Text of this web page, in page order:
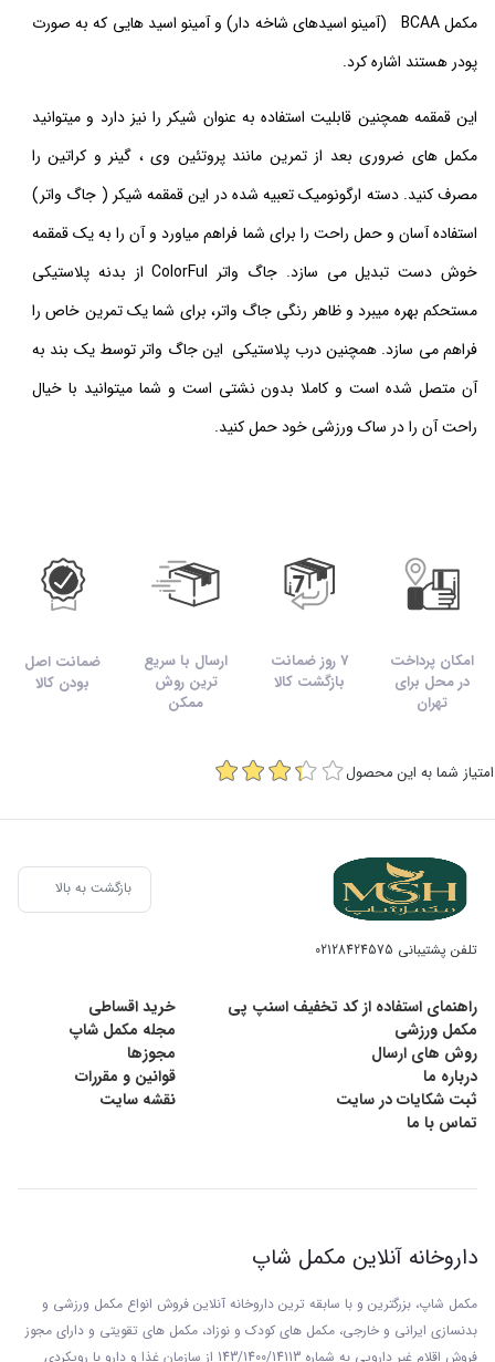
مکمل BCAA (آمینو اسیدهای شاخه دار) و آمینو اسید هایی که به صورت
پودر هستند اشاره کرد.
این قمقمه همچنین قابلیت استفاده به عنوان شیکر را نیز دارد و میتوانید
مکمل های ضروری بعد از تمرین مانند پروتئین وی ، گینر و کراتین را
مصرف کنید. دسته ارگونومیکتعبیه شده در این قمقمه شیکر ( جاگ واتر)
استفاده آسان و حمل راحت را برای شما فراهم میاورد و آن را به یک قمقمه
خوش دست تبدیل می سازد. جاگ واتر ColorFul از بدنه پلاستیکی
مستحکم بهره میبرد و ظاهر رنگی جاگ واتر، برای شما یک تمرین خاص را
فراهم می سازد. همچنین درب پلاستیکی این جاگ واتر توسط یک بند به
آن متصل شده است و کاملا بدون نشتی است و شما میتوانید با خیال
راحت آن را در ساک ورزشی خود حمل کنید.
امکان پرداخت
در محل برای
تهران
7 روز ضمانت
بازگشت کالا
ارسال با سریع
ترین روش
ممکن
ضمانت اصل
بودن کالا
امتیاز شما به این محصول
بازگشت به بالا
تلفن پشتیبانی 02128424575
راهنمای استفاده از کد تخفیف اسنپ پی
خرید اقساطی
مکمل ورزشی
مجله مکمل شاپ
روش های ارسال
مجوزها
درباره ما
قوانین و مقررات
ثبت شکایات در سایت
نقشه سایت
تماس با ما
داروخانه آنلاین مکمل شاپ
مکمل شاپ، بزرگترین و با سابقه ترین داروخانه آنلاین فروش انواع مکمل ورزشی و
بدنسازی ایرانی و خارجی، مکمل های کودک و نوزاد، مکمل های تقویتی و دارای مجوز
فروش اقلام غیر دارویی به شماره 143/1400/14113 از
سازمان غذا و دارو با رويکردی